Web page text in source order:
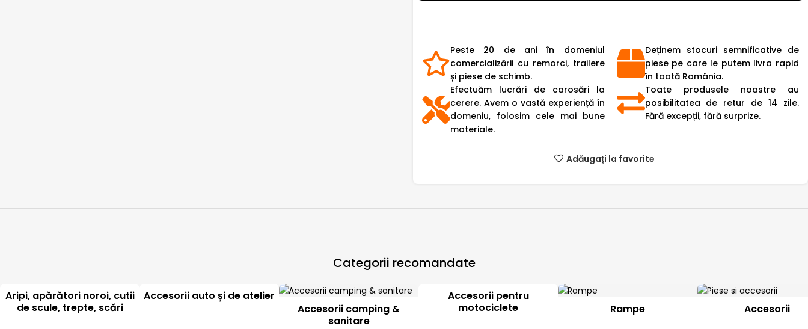
Peste 20 de ani în domeniul
comercializării cu remorci, trailere
și piese de schimb.
Efectuăm lucrări de carosări la
cerere. Avem o vastă experiență în
domeniu, folosim cele mai bune
materiale.
Deținem stocuri semnificative de
piese pe care le putem livra rapid
în toată România.
Toate produsele noastre au
posibilitatea de retur de 14 zile.
Fără excepții, fără surprize.
Adăugați la favorite
Categorii recomandate
Aripi, apărători noroi, cutii
de scule, trepte, scări
Accesorii auto și de atelier
Accesorii camping &
sanitare
Accesorii pentru
motociclete
Rampe Accesorii